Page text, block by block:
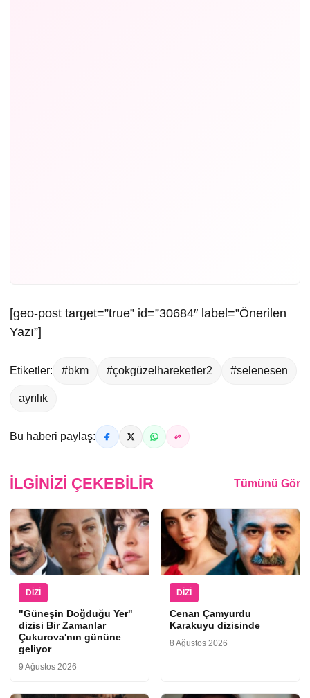
[geo-post target=”true” id=”30684″ label=”Önerilen
Yazı”]
Etiketler: #bkm #çokgüzelhareketler2 #selenesen
ayrılık
Bu haberi paylaş:
İLGINIZI ÇEKEBILIR Tümünü Gör
DIZI
"Güneşin Doğduğu Yer"
dizisi Bir Zamanlar
Çukurova'nın gününe
geliyor
9 Ağustos 2026
DIZI
Cenan Çamyurdu
Karakuyu dizisinde
8 Ağustos 2026